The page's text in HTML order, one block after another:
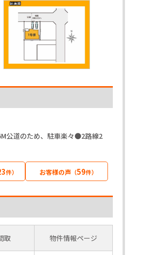
公道のため、駐車楽々●2路線2
件） お客様の声（59件）
取 物件情報ページ